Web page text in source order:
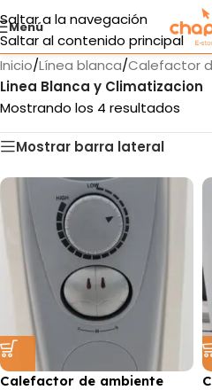
Saltar a la navegación
Saltar al contenido principal
Menú
Inicio/Línea blanca/Calefactor
Linea Blanca y Climatizacion
Mostrando los 4 resultados
Mostrar barra lateral
Calefactor de ambiente